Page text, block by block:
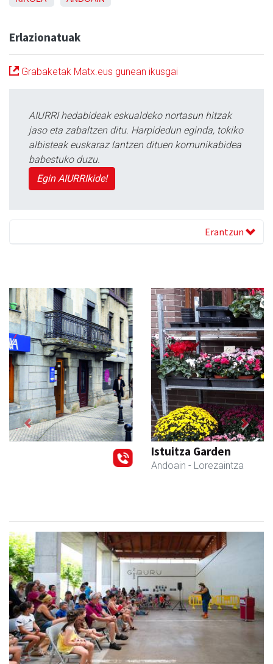
Erlazionatuak
Grabaketak Matx.eus gunean ikusgai
AIURRI hedabideak eskualdeko nortasun hitzak
jaso eta zabaltzen ditu. Harpidedun eginda, tokiko
albisteak euskaraz lantzen dituen komunikabidea
babestuko duzu.
Egin AIURRIkide!
Erantzun
Previous Next